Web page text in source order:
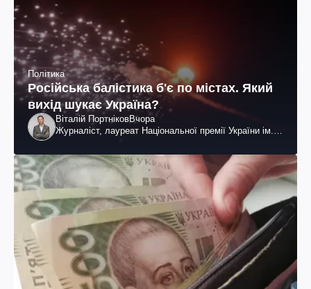
Політика
Російська балістика б'є по містах. Який
вихід шукає Україна?
Віталій ПортніковВчора
Журналіст, лауреат Національної премії України ім.